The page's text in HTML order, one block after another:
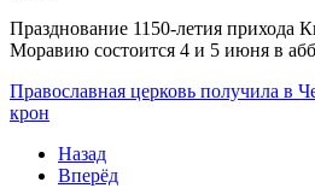
Празднование 1150-летия прихода
Моравию состоится 4 и 5 июня в
Православная церковь получила в
крон
Назад
Вперёд